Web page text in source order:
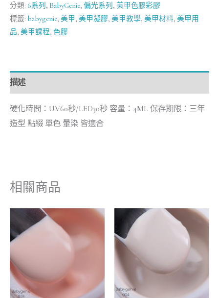
分類: 6系列 , BabyGenie, 偏光系列 , 美甲色膠彩膠
標籤: babygenie, 美甲, 美甲凝膠, 美甲教學, 美甲材料, 美甲用
品, 美甲課程, 色膠
描述
硬化時間：UV60秒/LED30秒 容量：4ML 保存期限：三年
造型 點綴 單色 暈染 皆適合
相關商品